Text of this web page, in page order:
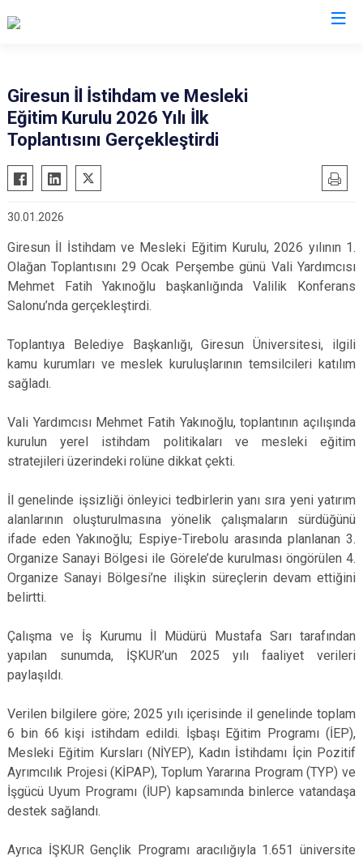
Giresun İl İstihdam ve Mesleki
Eğitim Kurulu 2026 Yılı İlk
Toplantısını Gerçekleştirdi
30.01.2026
Giresun İl İstihdam ve Mesleki Eğitim Kurulu, 2026 yılının 1.
Olağan Toplantısını 29 Ocak Perşembe günü Vali Yardımcısı
Mehmet Fatih Yakınoğlu başkanlığında Valilik Konferans
Salonu’nda gerçekleştirdi.
Toplantıya Belediye Başkanlığı, Giresun Üniversitesi, ilgili
kamu kurumları ve meslek kuruluşlarının temsilcileri katılım
sağladı.
Vali Yardımcısı Mehmet Fatih Yakınoğlu, toplantının açılışında
kurulun yerel istihdam politikaları ve mesleki eğitim
stratejileri üzerindeki rolüne dikkat çekti.
İl genelinde işsizliği önleyici tedbirlerin yanı sıra yeni yatırım
alanlarının oluşturulmasına yönelik çalışmaların sürdüğünü
ifade eden Yakınoğlu; Espiye-Tirebolu arasında planlanan 3.
Organize Sanayi Bölgesi ile Görele’de kurulması öngörülen 4.
Organize Sanayi Bölgesi’ne ilişkin süreçlerin devam ettiğini
belirtti.
Çalışma ve İş Kurumu İl Müdürü Mustafa Sarı tarafından
yapılan sunumda, İŞKUR’un 2025 yılı faaliyet verileri
paylaşıldı.
Verilen bilgilere göre; 2025 yılı içerisinde il genelinde toplam
6 bin 66 kişi istihdam edildi. İşbaşı Eğitim Programı (İEP),
Mesleki Eğitim Kursları (NİYEP), Kadın İstihdamı İçin Pozitif
Ayrımcılık Projesi (KİPAP), Toplum Yararına Program (TYP) ve
İşgücü Uyum Programı (İUP) kapsamında binlerce vatandaşa
destek sağlandı.
Ayrıca İŞKUR Gençlik Programı aracılığıyla 1.651 üniversite